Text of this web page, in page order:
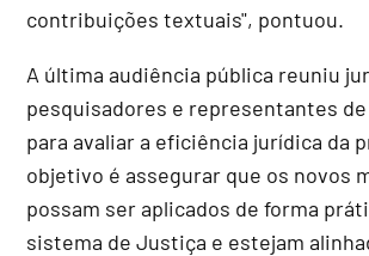
contribuições textuais", pontuou.
A última audiência pública reuniu
pesquisadores e representantes
para avaliar a eficiência jurídica da
objetivo é assegurar que os novos
possam ser aplicados de forma
sistema de Justiça e estejam